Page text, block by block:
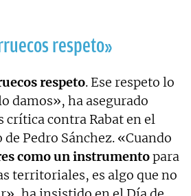
respeto»
respeto. Ese respeto lo
damos», ha asegurado
crítica contra Rabat en el
Pedro Sánchez. «Cuando
como un instrumentopara
territoriales, es algo que no